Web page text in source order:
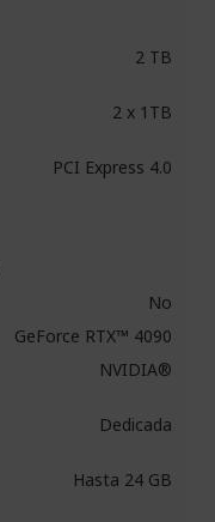
2 TB
2 x 1TB
PCI Express 4.0
No
GeForce RTX™ 4090
NVIDIA®
Dedicada
Hasta 24 GB